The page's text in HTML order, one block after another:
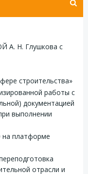
А. Н. Глушкова с
строительства»
работы с
документацией
выполнении
на платформе
отрасли и